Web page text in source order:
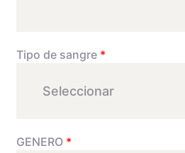
Tipo de sangre *
GENERO *